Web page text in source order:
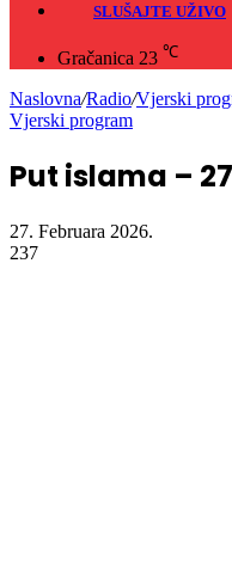
SLUŠAJTE UŽIVO
Gračanica 23 ℃
Naslovna/Radio/Vjerski
Vjerski program
Put islama –
27. Februara 2026.
237